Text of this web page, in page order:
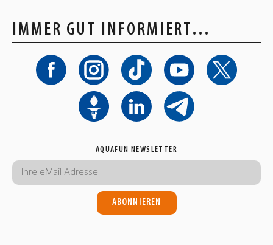
IMMER GUT INFORMIERT…
AQUAFUN NEWSLETTER